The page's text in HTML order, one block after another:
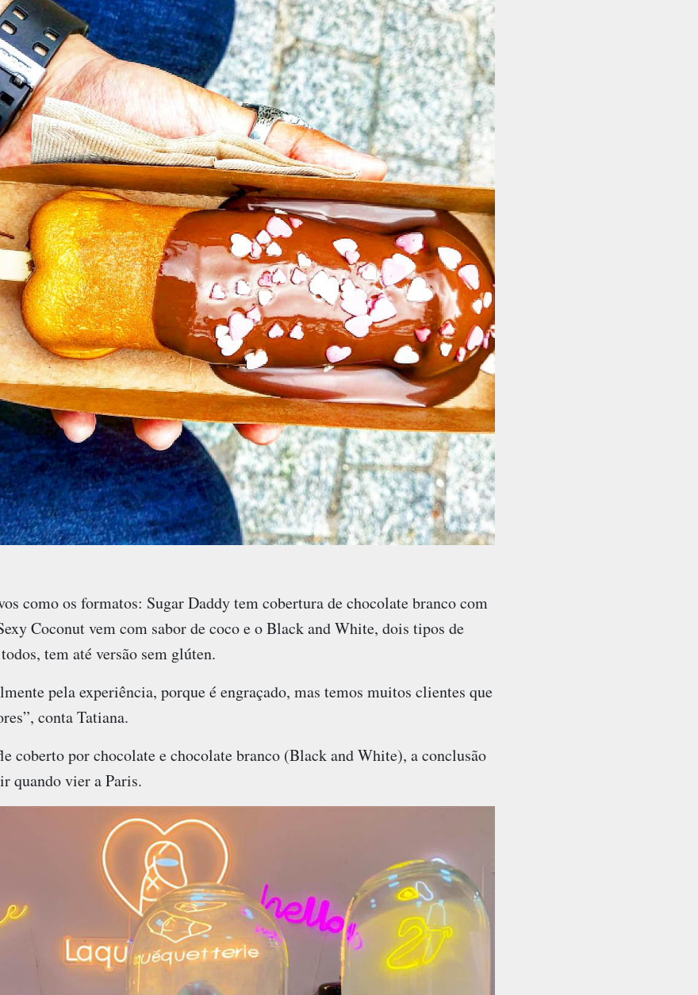
como os formatos: Sugar Daddy tem cobertura de chocolate branco com
Coconut vem com sabor de coco e o Black and White, dois tipos de
tem até versão sem glúten.
pela experiência, porque é engraçado, mas temos muitos clientes que
conta Tatiana.
coberto por chocolate e chocolate branco (Black and White), a conclusão
quando vier a Paris.